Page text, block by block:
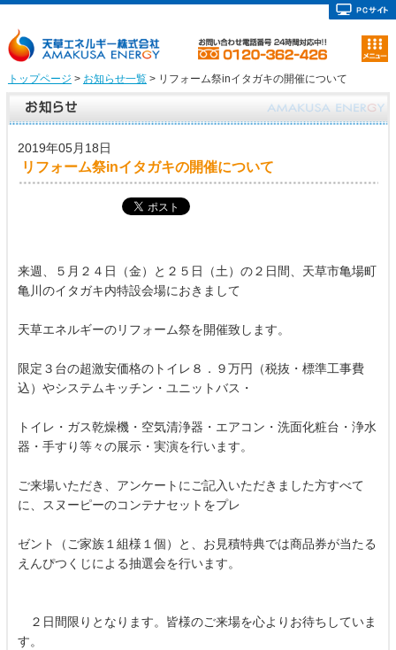
トップページ > お知らせ一覧> リフォーム祭inイタガキの開催について
2019年05月18日
リフォーム祭inイタガキの開催について
来週、５月２４日（金）と２５日（土）の２日間、天草市亀場町
亀川のイタガキ内特設会場におきまして
天草エネルギーのリフォーム祭を開催致します。
限定３台の超激安価格のトイレ８．９万円（税抜・標準工事費
込）やシステムキッチン・ユニットバス・
トイレ・ガス乾燥機・空気清浄器・エアコン・洗面化粧台・浄水
器・手すり等々の展示・実演を行います。
ご来場いただき、アンケートにご記入いただきました方すべて
に、スヌーピーのコンテナセットをプレ
ゼント（ご家族１組様１個）と、お見積特典では商品券が当たる
えんぴつくじによる抽選会を行います。
２日間限りとなります。皆様のご来場を心よりお待ちしていま
す。